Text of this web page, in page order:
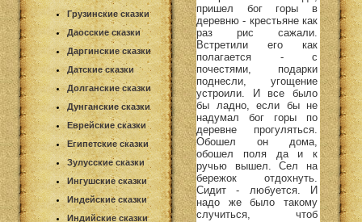
Грузинские сказки
Даосские сказки
Даргинские сказки
Датские сказки
Долганские сказки
Дунганские сказки
Еврейские сказки
Египетские сказки
Зулусские сказки
Ингушские сказки
Индейские сказки
Индийские сказки
пришел бог горы в
деревню - крестьяне как
раз рис сажали.
Встретили его как
полагается - с
почестями, подарки
поднесли, угощение
устроили. И все было
бы ладно, если бы не
надумал бог горы по
деревне прогуляться.
Обошел он дома,
обошел поля да и к
ручью вышел. Сел на
бережок отдохнуть.
Сидит - любуется. И
надо же было такому
случиться, чтоб